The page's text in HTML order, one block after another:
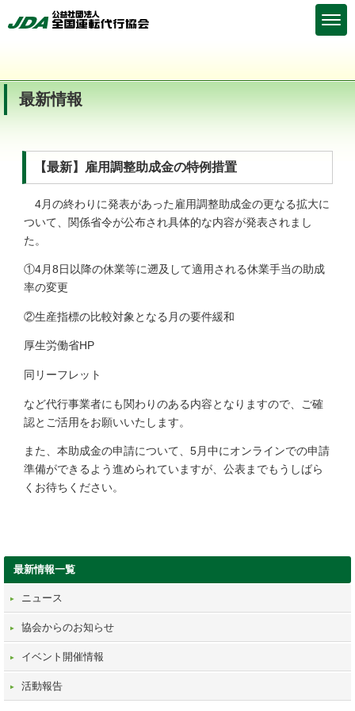
最新情報
【最新】雇用調整助成金の特例措置
4月の終わりに発表があった雇用調整助成金の更なる拡大に
ついて、関係省令が公布され具体的な内容が発表されまし
た。
①4月8日以降の休業等に遡及して適用される休業手当の助成
率の変更
②生産指標の比較対象となる月の要件緩和
厚生労働省HP
同リーフレット
など代行事業者にも関わりのある内容となりますので、ご確
認とご活用をお願いいたします。
また、本助成金の申請について、5月中にオンラインでの申請
準備ができるよう進められていますが、公表までもうしばら
くお待ちください。
最新情報一覧
ニュース
協会からのお知らせ
イベント開催情報
活動報告